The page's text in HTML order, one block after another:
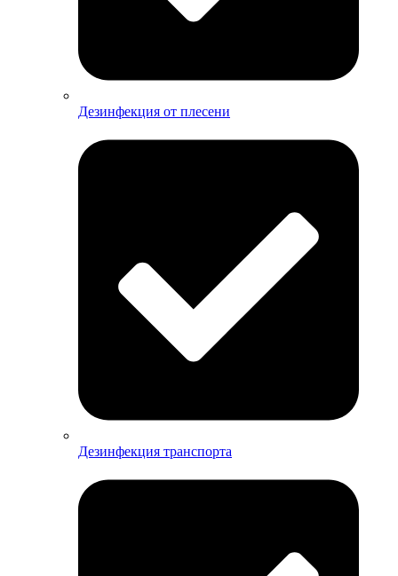
Дезинфекция от плесени
Дезинфекция транспорта